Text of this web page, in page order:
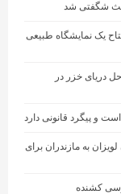
افتتاح یک نمایشگاه طبیعی
سواحل دریای خزر در
و پیگرد قانونی دارد
به مازندران برای
کشنده